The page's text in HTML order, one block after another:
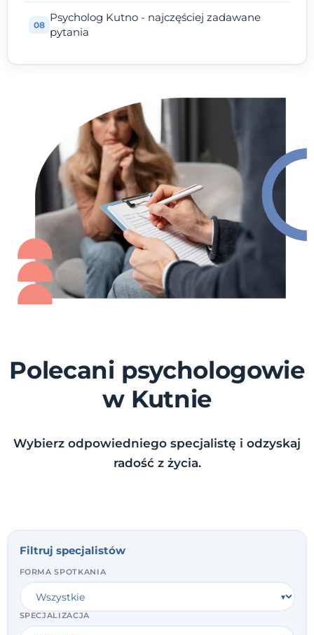
Psycholog Kutno - najczęściej zadawane
pytania
Polecani psychologowie
w Kutnie
Wybierz odpowiedniego specjalistę i odzyskaj
radość z życia.
Filtruj specjalistów
FORMA SPOTKANIA
SPECJALIZACJA